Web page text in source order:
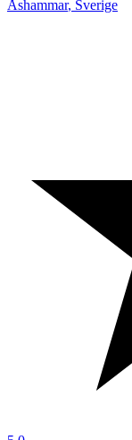
Åshammar, Sverige